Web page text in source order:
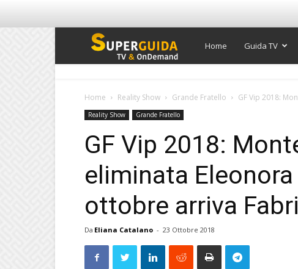
Super
Home Guida TV
Home Reality Show Grande Fratello GF Vip 2018:
Reality Show Grande Fratello
GF Vip 2018:
eliminata
ottobre arriva
Da Eliana Catalano - 23 Ottobre 2018